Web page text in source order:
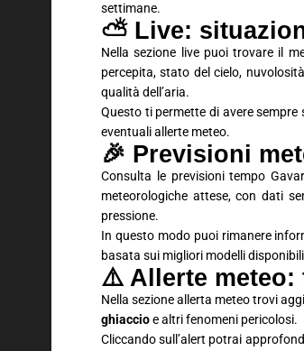
settimane.
⛅ Live:
Nella sezione live puoi trovare il
percepita, stato del cielo,
qualità dell’aria.
Questo ti permette di avere
eventuali allerte meteo.
🎉 Previsioni
Consulta le previsioni tempo
meteorologiche attese, con dati
pressione.
In questo modo puoi rimanere
basata sui migliori modelli
⚠️ Allerte
Nella sezione allerta meteo trovi
ghiaccioe altri fenomeni pericolosi.
Cliccando sull’alert potrai